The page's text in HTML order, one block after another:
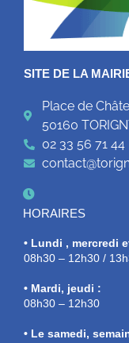
SITE DE LA
Place de
50160
02 33 56 71 44
HORAIRES
• Lundi , mercredi
08h30 – 12h30 /
• Mardi, jeudi :
08h30 – 12h30
• Le samedi,